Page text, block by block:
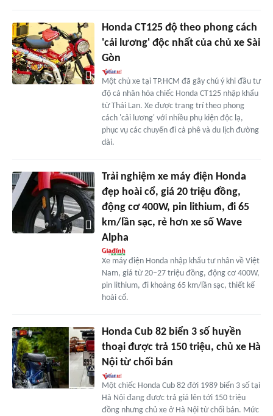
Honda CT125 độ theo phong cách
'cải lương' độc nhất của chủ xe Sài
Gòn
Một chủ xe tại TP.HCM đã gây chú ý khi đầu tư
độ cá nhân hóa chiếc Honda CT125 nhập khẩu
từ Thái Lan. Xe được trang trí theo phong
cách 'cải lương' với nhiều phụ kiện độc lạ,
phục vụ các chuyến đi cà phê và du lịch đường
dài.
Trải nghiệm xe máy điện Honda
đẹp hoài cổ, giá 20 triệu đồng,
động cơ 400W, pin lithium, đi 65
km/lần sạc, rẻ hơn xe số Wave
Alpha
Xe máy điện Honda nhập khẩu tư nhân về Việt
Nam, giá từ 20–27 triệu đồng, động cơ 400W,
pin lithium, đi khoảng 65 km/lần sạc, thiết kế
hoài cổ.
Honda Cub 82 biển 3 số huyền
thoại được trả 150 triệu, chủ xe Hà
Nội từ chối bán
Một chiếc Honda Cub 82 đời 1989 biển 3 số tại
Hà Nội đang được trả giá lên tới 150 triệu
đồng nhưng chủ xe ở Hà Nội từ chối bán. Mức